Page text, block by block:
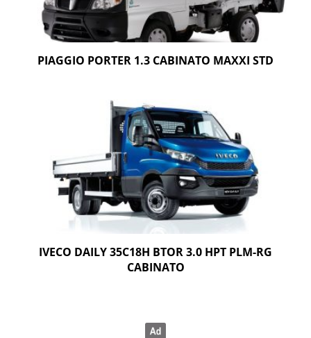
PIAGGIO PORTER 1.3 CABINATO MAXXI STD
IVECO DAILY 35C18H BTOR 3.0 HPT PLM-RG
CABINATO